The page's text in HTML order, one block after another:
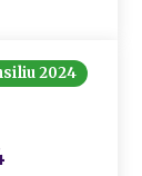
2024